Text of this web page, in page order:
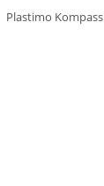
Plastimo Kompass